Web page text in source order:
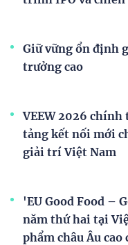
Giữ vững ổn định
trưởng cao
VEEW 2026
tảng kết nối mới
giải trí Việt Nam
'EU Good Food –
năm thứ hai tại
phẩm châu Âu cao